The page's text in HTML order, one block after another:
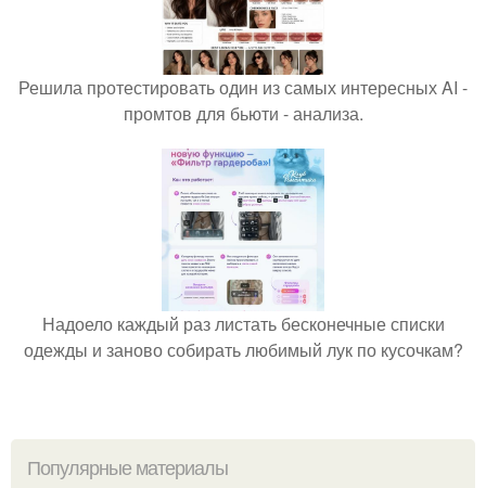
Решила протестировать один из самых интересных AI -
промтов для бьюти - анализа.
Надоело каждый раз листать бесконечные списки
одежды и заново собирать любимый лук по кусочкам?
Популярные материалы